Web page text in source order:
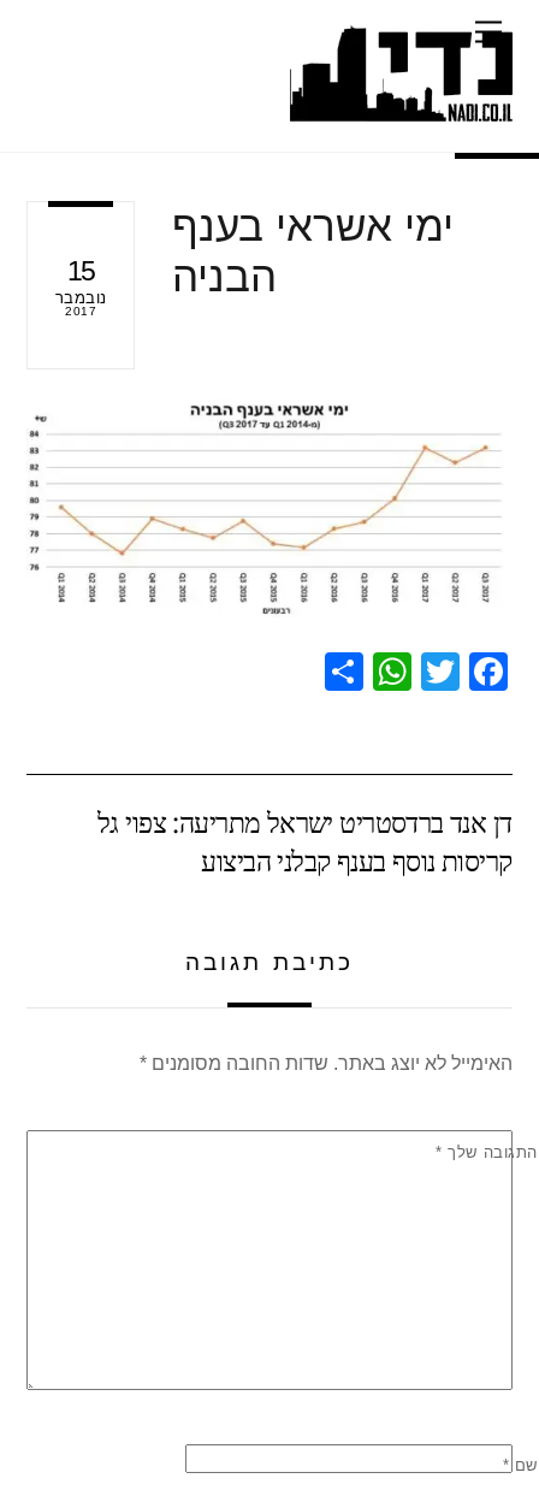
content
Menu
15
נובמבר
2017
ימי אשראי בענף
הבניה
F
e
b
o
T
er
W
s
A
p
e
דן אנד ברדסטריט ישראל מתריעה: צפוי גל
קריסות נוסף בענף קבלני הביצוע
כתיבת תגובה
האימייל לא יוצג באתר. שדות החובה מסומנים*
התגובה שלך *
שם *